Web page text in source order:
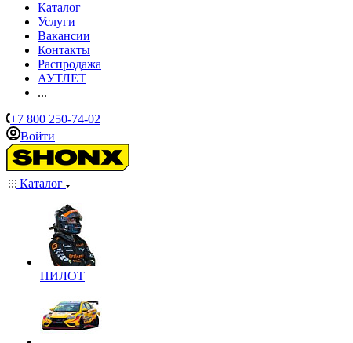
Каталог
Услуги
Вакансии
Контакты
Распродажа
АУТЛЕТ
...
+7 800 250-74-02
Войти
Каталог
ПИЛОТ